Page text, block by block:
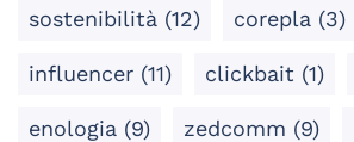
sostenibilità (12) corepla (3)
influencer (11) clickbait (1)
enologia (9) zedcomm (9)